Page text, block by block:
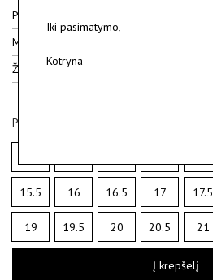
Pristatymas
Medžiagos
Žiedų dydžiai
Pasirinkite žiedo dydį
15.5 16 16.5 17 17.5
19 19.5 20 20.5 21
Į krepšelį
Iki pasimatymo,
Kotryna